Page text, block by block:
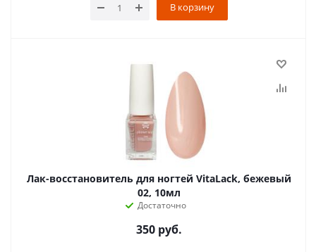
В корзину
Лак-восстановитель для ногтей VitaLack, бежевый
02, 10мл
Достаточно
350руб.